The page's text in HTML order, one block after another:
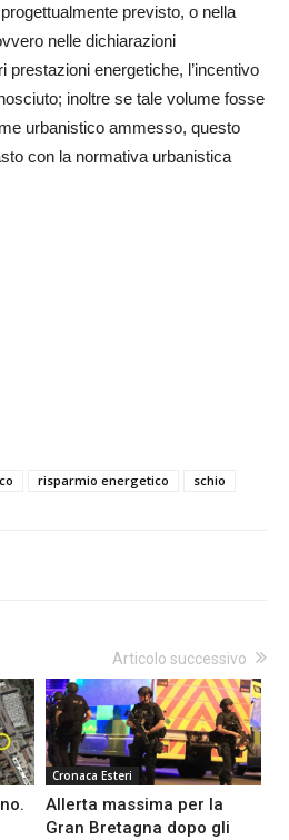
previsto, o nella
nelle dichiarazioni
prestazioni energetiche, l’incentivo
inoltre se tale volume fosse
urbanistico ammesso, questo
con la normativa urbanistica
risparmio energetico schio
Articolo successivo
Cronaca Esteri
Allerta massima per la
Gran Bretagna dopo gli